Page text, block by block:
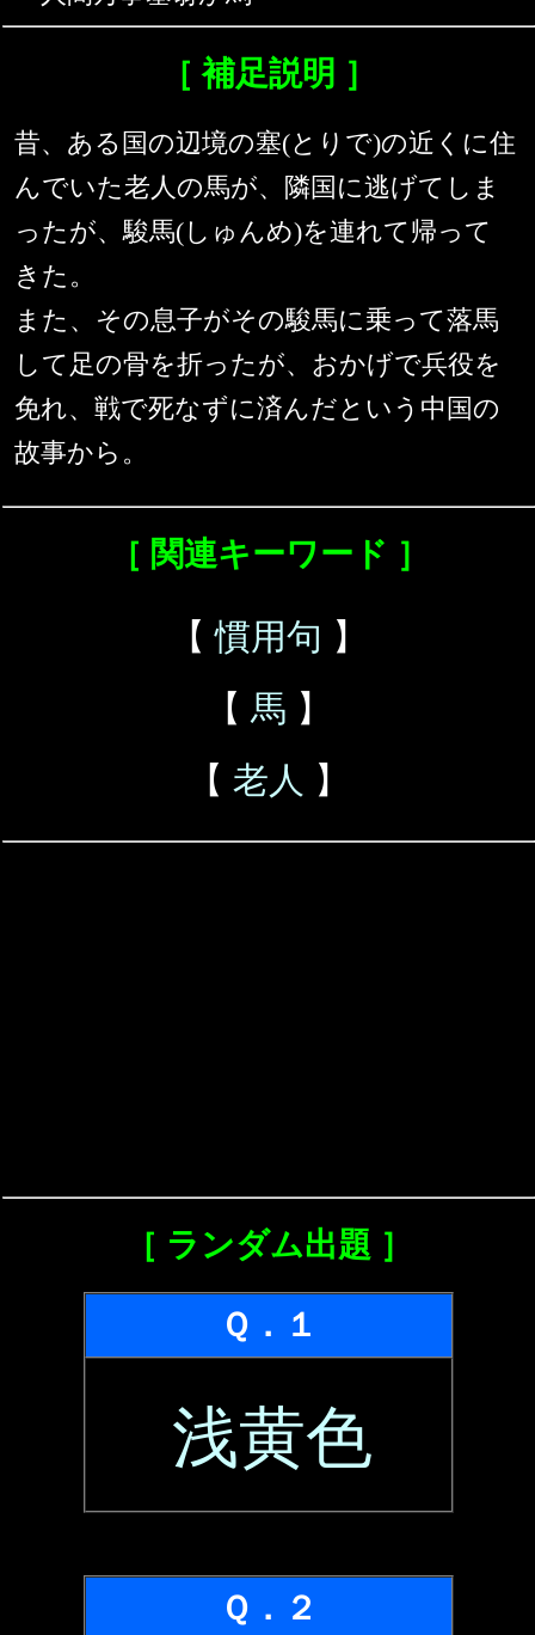
［ 補足説明 ］
昔、ある国の辺境の塞(とりで)の近くに住
んでいた老人の馬が、隣国に逃げてしま
ったが、駿馬(しゅんめ)を連れて帰って
きた。
また、その息子がその駿馬に乗って落馬
して足の骨を折ったが、おかげで兵役を
免れ、戦で死なずに済んだという中国の
故事から。
［ 関連キーワード ］
【慣用句 】
【 馬 】
【 老人 】
［ ランダム出題 ］
Ｑ．１
浅黄色
Ｑ．２